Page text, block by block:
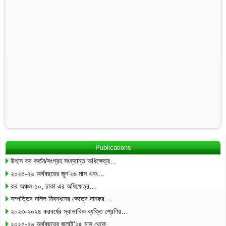
Publications
উৎসে কর কর্তন/সংগ্রহ সংক্রান্ত অধিক্ষেত্র…
২০২৫-২৬ অর্থবছরের জুন’২৬ মাস এবং…
কর অঞ্চল-১০, ঢাকা এর অধিক্ষেত্র…
সম্পত্তির দলিল নিবন্ধনের ক্ষেত্রে দানকর…
২০২৩-২০২৪ করবর্ষের স্বাভাবিক ব্যক্তি শ্রেণির…
২০২৫-২৬ অর্থবছরের জুলাই’২৫ মাস থেকে…